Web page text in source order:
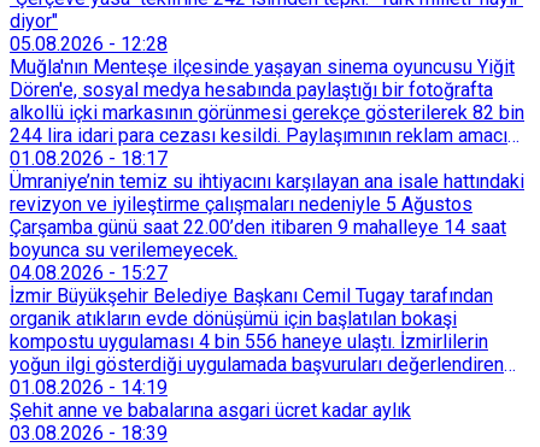
diyor"
05.08.2026 - 12:28
Muğla'nın Menteşe ilçesinde yaşayan sinema oyuncusu Yiğit
Dören'e, sosyal medya hesabında paylaştığı bir fotoğrafta
alkollü içki markasının görünmesi gerekçe gösterilerek 82 bin
244 lira idari para cezası kesildi. Paylaşımının reklam amacı
taşımadığını savunan Dören, cezanın iptali için yargıya
başvurdu.
01.08.2026 - 18:17
Ümraniye’nin temiz su ihtiyacını karşılayan ana isale hattındaki
revizyon ve iyileştirme çalışmaları nedeniyle 5 Ağustos
Çarşamba günü saat 22.00’den itibaren 9 mahalleye 14 saat
boyunca su verilemeyecek.
04.08.2026 - 15:27
İzmir Büyükşehir Belediye Başkanı Cemil Tugay tarafından
organik atıkların evde dönüşümü için başlatılan bokaşi
kompostu uygulaması 4 bin 556 haneye ulaştı. İzmirlilerin
yoğun ilgi gösterdiği uygulamada başvuruları değerlendiren
Tarımsal Hizmetler Dairesi Başkanlığı, farklı ilçelerde toplam
128 bokaşi kompost eğitimi düzenleyerek İzmirlileri
sürdürülebilir atık yönetimi sistemine dahil etti.
01.08.2026 - 14:19
Şehit anne ve babalarına asgari ücret kadar aylık
03.08.2026 - 18:39